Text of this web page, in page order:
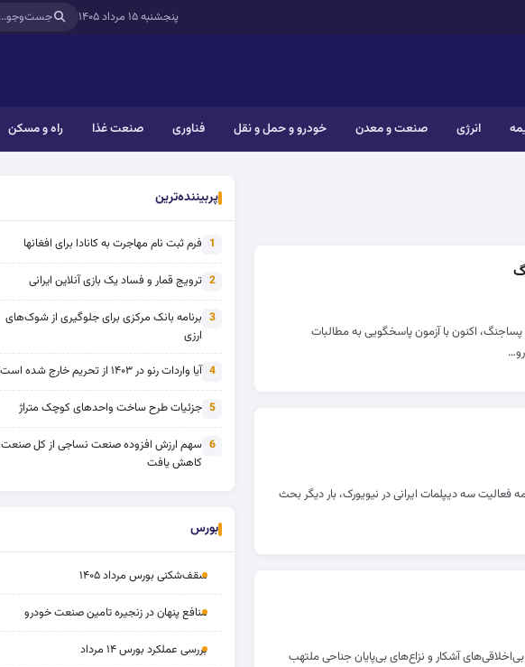
پنجشنبه ۱۵ مرداد ۱۴۰۵
انرژی صنعت و معدن خودرو و حمل و نقل فناوری صنعت غذا راه و مسکن
اکنون با آزمون پاسخگویی به مطالبات
فعالیت سه دیپلمات ایرانی در نیویورک، بار دیگر بحث
آشکار و نزاع‌های بی‌پایان جناحی ملتهب
پربیننده‌ترین
1 فرم ثبت نام مهاجرت به کانادا برای افغانها
2 ترویج قمار و فساد یک بازی آنلاین ایرانی
3 برنامه بانک مرکزی برای جلوگیری از شوک‌های
ارزی
4 آیا واردات رنو در ۱۴۰۳ از تحریم خارج شده است؟
5 جزئیات طرح ساخت واحدهای کوچک متراژ
6 سهم ارزش افزوده صنعت نساجی از کل صنعت
کاهش یافت
بورس
سقف‌شکنی بورس مرداد ۱۴۰۵
منافع پنهان در زنجیره تامین صنعت خودرو
بررسی عملکرد بورس ۱۴ مرداد